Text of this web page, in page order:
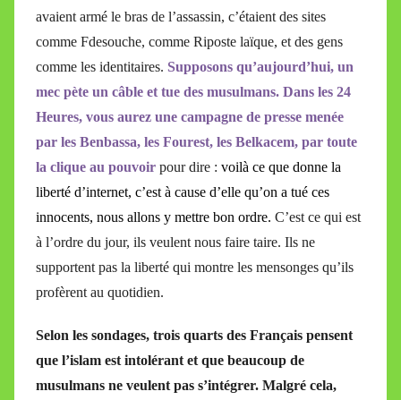
avaient armé le bras de l’assassin, c’étaient des sites
comme Fdesouche, comme Riposte laïque, et des gens
comme les identitaires. Supposons qu’aujourd’hui, un
mec pète un câble et tue des musulmans. Dans les 24
Heures, vous aurez une campagne de presse menée
par les Benbassa, les Fourest, les Belkacem, par toute
la clique au pouvoir pour dire : voilà ce que donne la
liberté d’internet, c’est à cause d’elle qu’on a tué ces
innocents, nous allons y mettre bon ordre. C’est ce qui est
à l’ordre du jour, ils veulent nous faire taire. Ils ne
supportent pas la liberté qui montre les mensonges qu’ils
profèrent au quotidien.
Selon les sondages, trois quarts des Français pensent
que l’islam est intolérant et que beaucoup de
musulmans ne veulent pas s’intégrer. Malgré cela,